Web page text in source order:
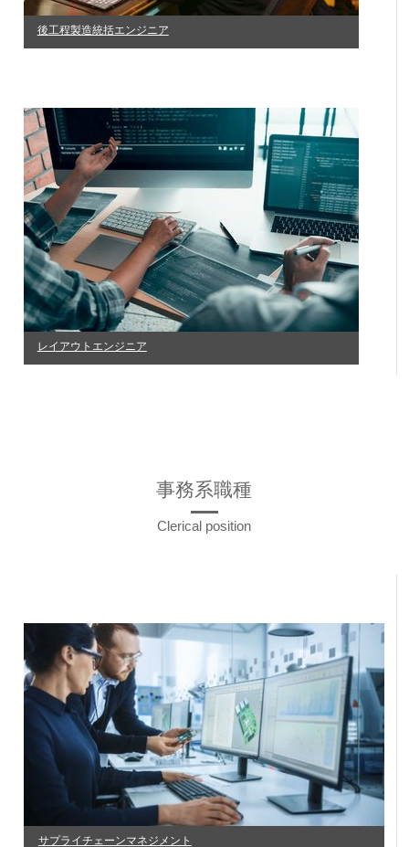
後工程製造統括エンジニア
レイアウトエンジニア
事務系職種
Clerical position
サプライチェーンマネジメント